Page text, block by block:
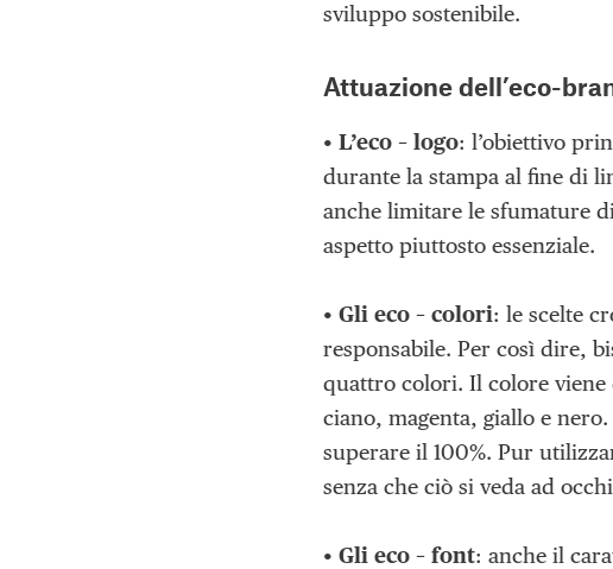
sviluppo sostenibile.
Attuazione dell’eco-
• L’eco – logo: l’obiettivo
durante la stampa al fine di
anche limitare le sfumature
aspetto piuttosto essenziale.
• Gli eco – colori: le scelte
responsabile. Per così dire,
quattro colori. Il colore viene
ciano, magenta, giallo e
superare il 100%. Pur
senza che ciò si veda ad
• Gli eco – font: anche il